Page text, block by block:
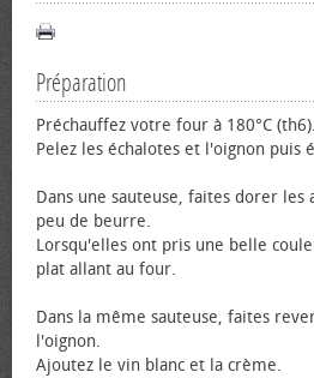
Préparation
Préchauffez votre four à 180°C (th6).
Pelez les échalotes et l'oignon puis
Dans une sauteuse, faites dorer les
peu de beurre.
Lorsqu'elles ont pris une belle
plat allant au four.
Dans la même sauteuse, faites
l'oignon.
Ajoutez le vin blanc et la crème.